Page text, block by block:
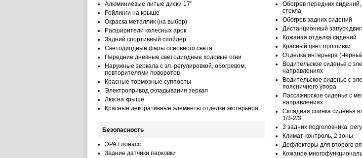
Алюминиевые литые диски 17"
Рейлинги на крыше
Окраска металлик (на выбор)
Расширители колесных арок
Задний спортивный спойлер
Светодиодные фары основного света
Передние дневные светодиодные ходовые огни
Наружные зеркала с эл. регулировкой, обогревом,
повторителями поворотов
Красные тормозные суппорты
Электропривод складывания зеркал
Люк на крыше
Красные декоративные элементы отделки экстерьера
Безопасность
ЭРА Глонасс
Задние датчики парковки
Обогрев передних
стекла
Обогрев задних сидений
Дистанционный запуск
Кожаная отделка сидений
Красный цвет прошивки
Отделка интерьера
Водительское сиденье с
направлениях
Водительское сиденье с
поясничного упора
Пассажирское сиденье с
направлениях
Складная спинка сиденья
1/3-2/3
3 задних подголовника,
Климат-контроль, 2 зоны
Дефлекторы для второго
Кожаное